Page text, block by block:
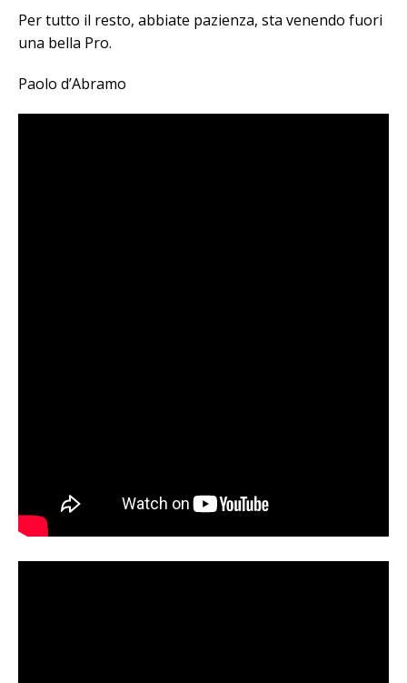
Per tutto il resto, abbiate pazienza, sta venendo fuori
una bella Pro.
Paolo d’Abramo